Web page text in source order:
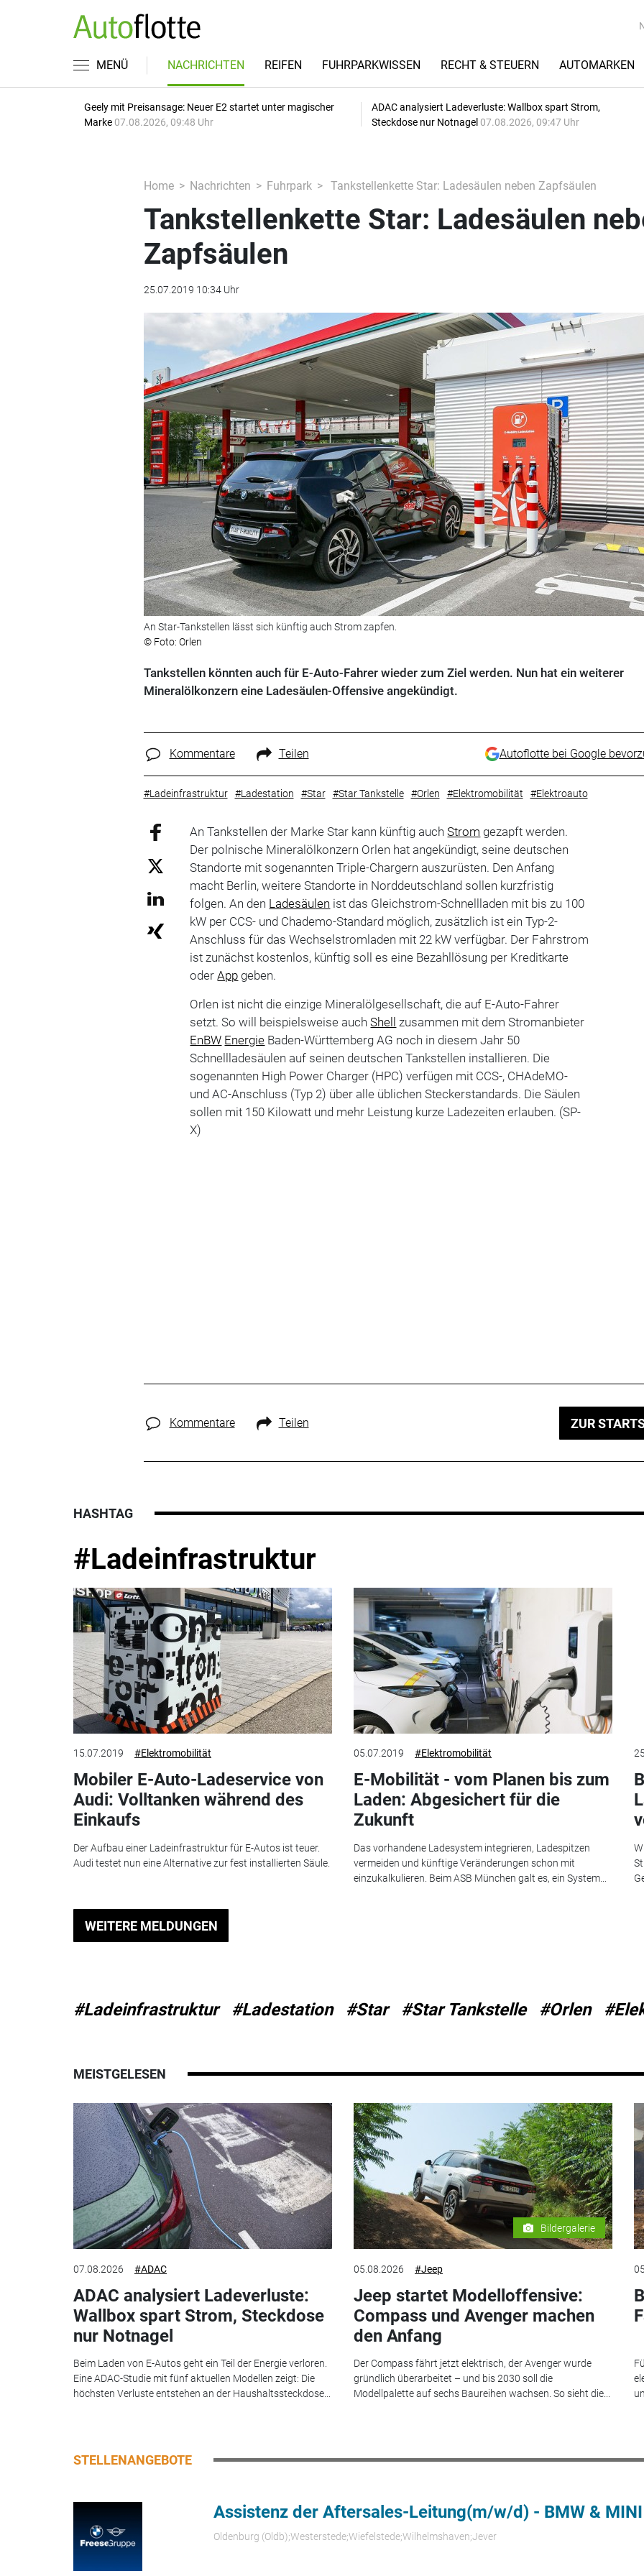
MENÜ NACHRICHTEN REIFEN FUHRPARKWISSEN RECHT & STEUERN AUTOMARKEN
Geely mit Preisansage: Neuer E2 startet unter magischer
Marke 07.08.2026, 09:48 Uhr
ADAC analysiert Ladeverluste: Wallbox spart Strom,
Steckdose nur Notnagel 07.08.2026, 09:47 Uhr
Home Nachrichten Fuhrpark Tankstellenkette Star: Ladesäulen neben Zapfsäulen
Tankstellenkette Star: Ladesäulen
Zapfsäulen
25.07.2019 10:34 Uhr
An Star-Tankstellen lässt sich künftig auch Strom zapfen.
© Foto: Orlen
Tankstellen könnten auch für E-Auto-Fahrer wieder zum Ziel werden. Nun hat ein weiterer
Mineralölkonzern eine Ladesäulen-Offensive angekündigt.
Kommentare Teilen Autoflotte bei Google
#Ladeinfrastruktur #Ladestation #Star #Star Tankstelle #Orlen #Elektromobilität #Elektroauto
An Tankstellen der Marke Star kann künftig auchStrom gezapft werden.
Der polnische Mineralölkonzern Orlen hat angekündigt, seine deutschen
Standorte mit sogenannten Triple-Chargern auszurüsten. Den Anfang
macht Berlin, weitere Standorte in Norddeutschland sollen kurzfristig
folgen. An den Ladesäulen ist das Gleichstrom-Schnellladen mit bis zu 100
kW per CCS- und Chademo-Standard möglich, zusätzlich ist ein Typ-2-
Anschluss für das Wechselstromladen mit 22 kW verfügbar. Der Fahrstrom
ist zunächst kostenlos, künftig soll es eine Bezahllösung per Kreditkarte
oderApp geben.
Orlen ist nicht die einzige Mineralölgesellschaft, die auf E-Auto-Fahrer
setzt. So will beispielsweise auchShell zusammen mit dem Stromanbieter
EnBW Energie Baden-Württemberg AG noch in diesem Jahr 50
Schnellladesäulen auf seinen deutschen Tankstellen installieren. Die
sogenannten High Power Charger (HPC) verfügen mit CCS-, CHAdeMO-
und AC-Anschluss (Typ 2) über alle üblichen Steckerstandards. Die Säulen
sollen mit 150 Kilowatt und mehr Leistung kurze Ladezeiten erlauben. (SP-
X)
Kommentare Teilen ZUR
HASHTAG
#Ladeinfrastruktur
15.07.2019 #Elektromobilität
Mobiler E-Auto-Ladeservice von
Audi: Volltanken während des
Einkaufs
Der Aufbau einer Ladeinfrastruktur für E-Autos ist teuer.
Audi testet nun eine Alternative zur fest installierten Säule.
05.07.2019 #Elektromobilität
E-Mobilität - vom Planen bis zum
Laden: Abgesichert für die
Zukunft
Das vorhandene Ladesystem integrieren, Ladespitzen
vermeiden und künftige Veränderungen schon mit
einzukalkulieren. Beim ASB München galt es, ein System...
WEITERE MELDUNGEN
#Ladeinfrastruktur #Ladestation #Star #Star Tankstelle #Orlen
MEISTGELESEN
07.08.2026 #ADAC
ADAC analysiert Ladeverluste:
Wallbox spart Strom, Steckdose
nur Notnagel
Beim Laden von E-Autos geht ein Teil der Energie verloren.
Eine ADAC-Studie mit fünf aktuellen Modellen zeigt: Die
höchsten Verluste entstehen an der Haushaltssteckdose...
Bildergalerie
05.08.2026 #Jeep
Jeep startet Modelloffensive:
Compass und Avenger machen
den Anfang
Der Compass fährt jetzt elektrisch, der Avenger wurde
gründlich überarbeitet – und bis 2030 soll die
Modellpalette auf sechs Baureihen wachsen. So sieht die...
STELLENANGEBOTE
Assistenz der Aftersales-Leitung(m/w/d) - BMW & MINI
Oldenburg (Oldb);Westerstede;Wiefelstede;Wilhelmshaven;Jever